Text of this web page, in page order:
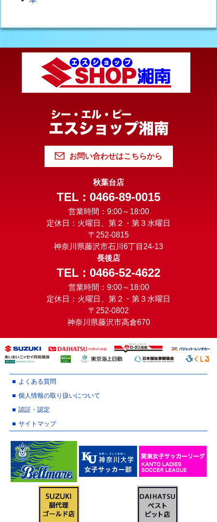
お問い合わせはこちらから
秋葉台店
TEL : 0466-89-0015
営業時間：9:00～18:00
定休日：火曜日、第２・第３水曜日
〒252-0815
神奈川県藤沢市石川6丁目24-13
長後店
TEL : 0466-52-4622
営業時間：9:00～18:00
定休日：火曜日、第２・第３水曜日
〒252-0802
神奈川県藤沢市高倉670
よくある質問
個人情報の取り扱いについて
認証・認定
サイトマップ